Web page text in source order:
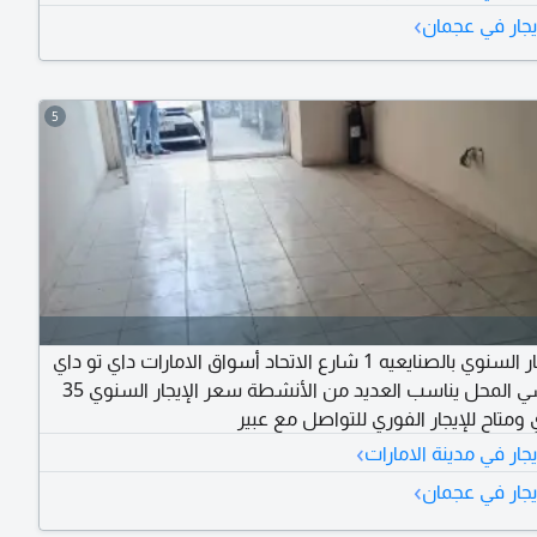
المحل 8 متر طول × 4 متر عرض باجمالي 32 متر مربع تقريبا الإيجار السنوي
في عجمان›
5
محل للإيجار السنوي بالصنايعيه 1 شارع الاتحاد أسواق الامارات داي تو داي
شارع رئيسي المحل يناسب العديد من الأنشطة سعر الإيجار السنوي 35
للإيجار الفوري للتواصل مع عبير
في مدينة الامارات›
في عجمان›